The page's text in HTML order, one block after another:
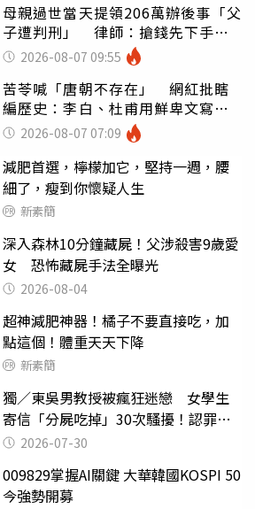
母親過世當天提領206萬辦後事「父
子遭判刑」 律師：搶錢先下手是
罪 2026-08-07 09:55
苦苓喊「唐朝不存在」 網紅批瞎
編歷史：李白、杜甫用鮮卑文寫
詩？2026-08-07 07:09
減肥首選，檸檬加它，堅持一週，腰
細了，瘦到你懷疑人生
新素簡
深入森林10分鐘藏屍！父涉殺害9歲愛
女 恐怖藏屍手法全曝光
2026-08-04
超神減肥神器！橘子不要直接吃，加
點這個！體重天天下降
新素簡
獨／東吳男教授被瘋狂迷戀 女學生
寄信「分屍吃掉」30次騷擾！認罪免
關 2026-07-30
009829掌握AI關鍵 大華韓國KOSPI 50
今強勢開募